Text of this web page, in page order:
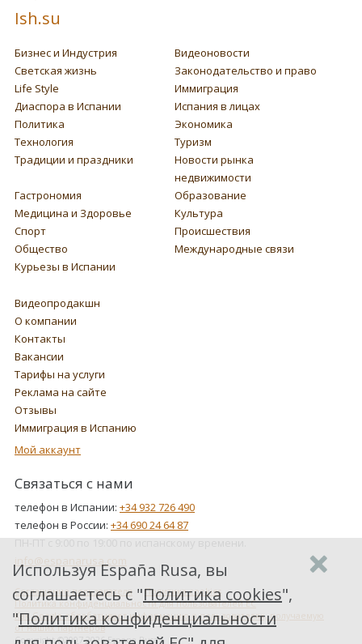
Ish.su
Бизнес и Индустрия
Видеоновости
Светская жизнь
Законодательство и право
Life Style
Иммиграция
Диаспора в Испании
Испания в лицах
Политика
Экономика
Технология
Туризм
Традиции и праздники
Новости рынка
недвижимости
Гастрономия
Образование
Медицина и Здоровье
Культура
Спорт
Происшествия
Общество
Международные связи
Курьезы в Испании
Видеопродакшн
О компании
Контакты
Вакансии
Тарифы на услуги
Реклама на сайте
Отзывы
Иммиграция в Испанию
Мой аккаунт
Связаться с нами
телефон в Испании: +34 932 726 490
телефон в России: +34 690 24 64 87
ПН-ПТ с 9:00 по 19:00 по испанскому времени.
info@espanarusa.com
Соглашение пользователя
Политика cookies
Политика конфиденциальности для пользователей ЕС
Как Google обрабатывает информацию о пользователях, получаемую
от наших партнеров
Copyright ©2007-2026 Espana Rusa
Используя España Rusa, вы
соглашаетесь с "Политика cookies",
"Политика конфиденциальности